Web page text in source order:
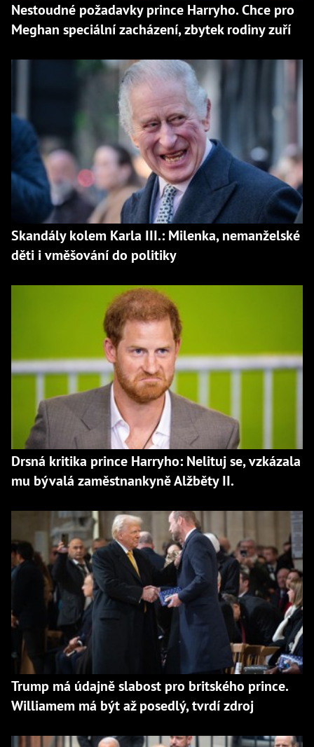
Nestoudné požadavky prince Harryho. Chce pro
Meghan speciální zacházení, zbytek rodiny zuří
Skandály kolem Karla III.: Milenka, nemanželské
děti i vměšování do politiky
Drsná kritika prince Harryho: Nelituj se, vzkázala
mu bývalá zaměstnankyně Alžběty II.
Trump má údajně slabost pro britského prince.
Williamem má být až posedlý, tvrdí zdroj